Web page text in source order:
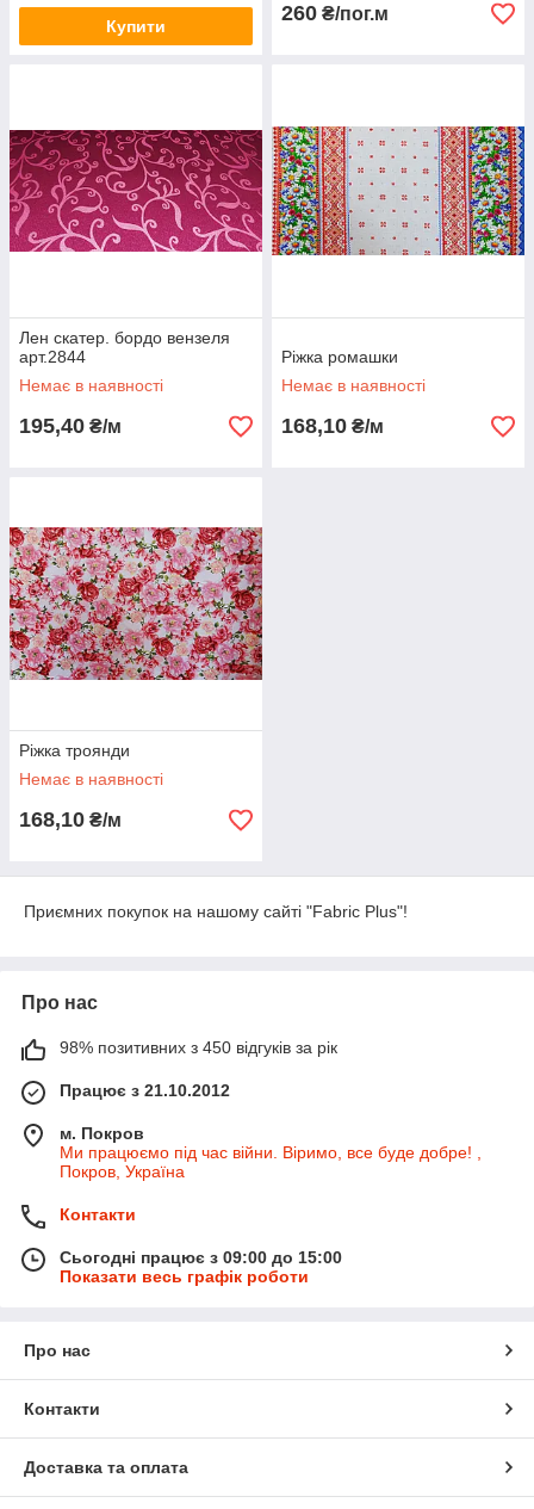
Купити
260 ₴/пог.м
Лен скатер. бордо вензеля
арт.2844
Немає в наявності
195,40 ₴/м
Ріжка ромашки
Немає в наявності
168,10 ₴/м
Ріжка троянди
Немає в наявності
168,10 ₴/м
Приємних покупок на нашому сайті "Fabric Plus"!
Про нас
98% позитивних з 450 відгуків за рік
Працює з 21.10.2012
м. Покров
Ми працюємо під час війни. Віримо, все буде добре! ,
Покров, Україна
Контакти
Сьогодні працює з 09:00 до 15:00
Показати весь графік роботи
Про нас
Контакти
Доставка та оплата